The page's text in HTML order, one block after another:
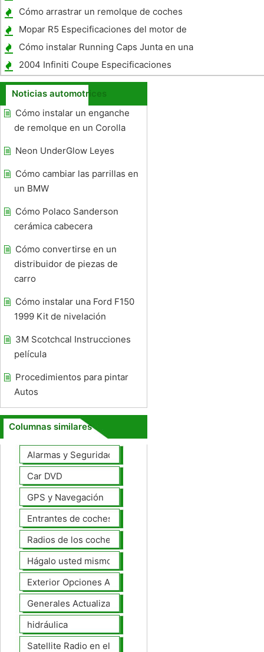
bulbo en un Cadillac SRX 2005
Cómo arrastrar un remolque de coches
Mopar R5 Especificaciones del motor de
bloque
Cómo instalar Running Caps Junta en una
HHR
2004 Infiniti Coupe Especificaciones
Noticias automotrices
Cómo instalar un enganche
de remolque en un Corolla
Neon UnderGlow Leyes
Cómo cambiar las parrillas en
un BMW
Cómo Polaco Sanderson
cerámica cabecera
Cómo convertirse en un
distribuidor de piezas de
carro
Cómo instalar una Ford F150
1999 Kit de nivelación
3M Scotchcal Instrucciones
película
Procedimientos para pintar
Autos
Columnas similares
Alarmas y Seguridad
Car DVD
GPS y Navegación
Entrantes de coches
Radios de los coches
Hágalo usted mismo Mejoras Auto
Exterior Opciones Aftermarket
Generales Actualizaciones Auto
hidráulica
Satellite Radio en el tablero